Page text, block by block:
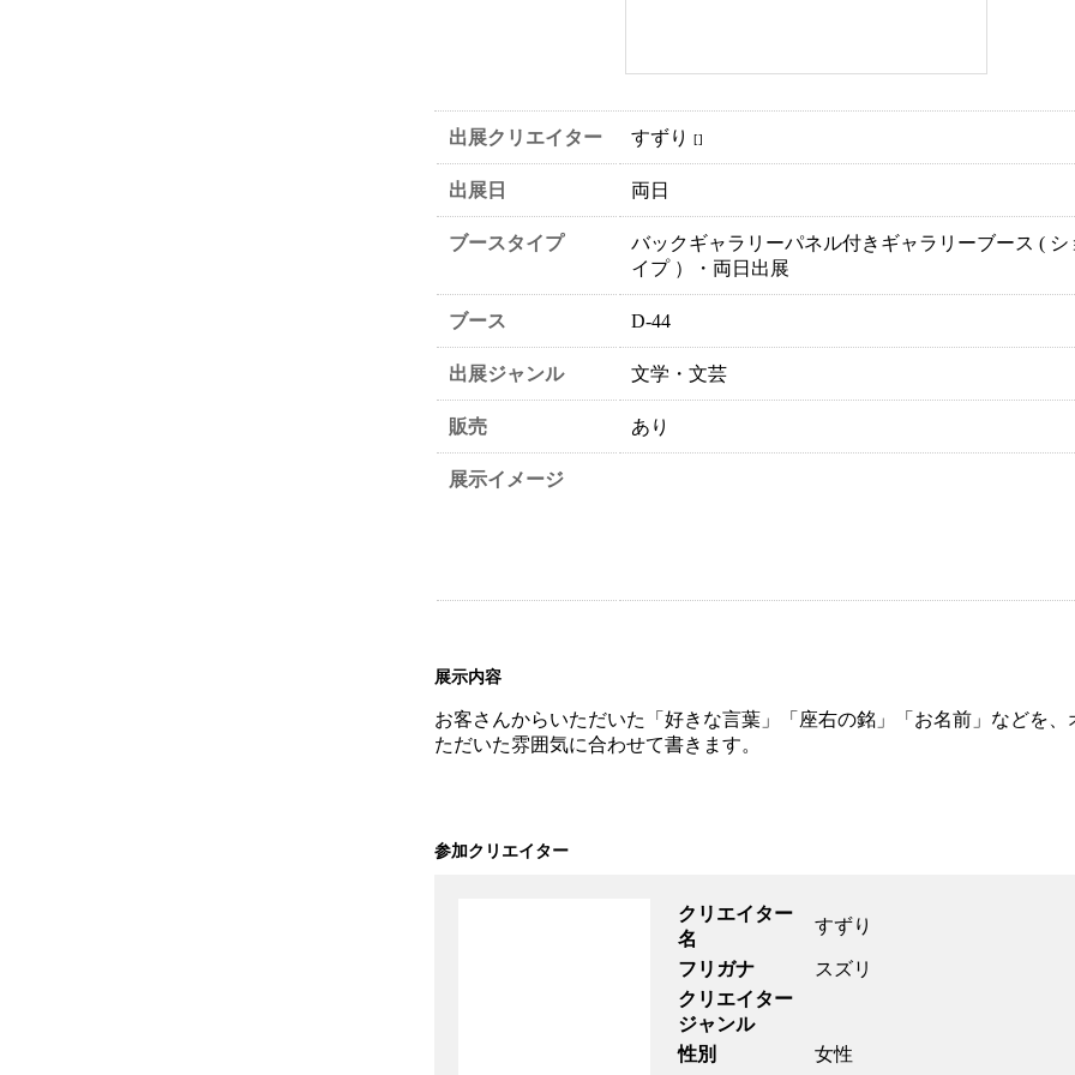
出展クリエイター すずり []
出展日 両日
ブースタイプ
バックギャラリーパネル付きギャラリーブース ( シ
イプ ）・両日出展
ブース D-44
出展ジャンル 文学・文芸
販売 あり
展示イメージ
展示内容
お客さんからいただいた「好きな言葉」「座右の銘」「お名前」などを、
ただいた雰囲気に合わせて書きます。
参加クリエイター
クリエイター
名
すずり
フリガナ
スズリ
クリエイター
ジャンル
性別
女性